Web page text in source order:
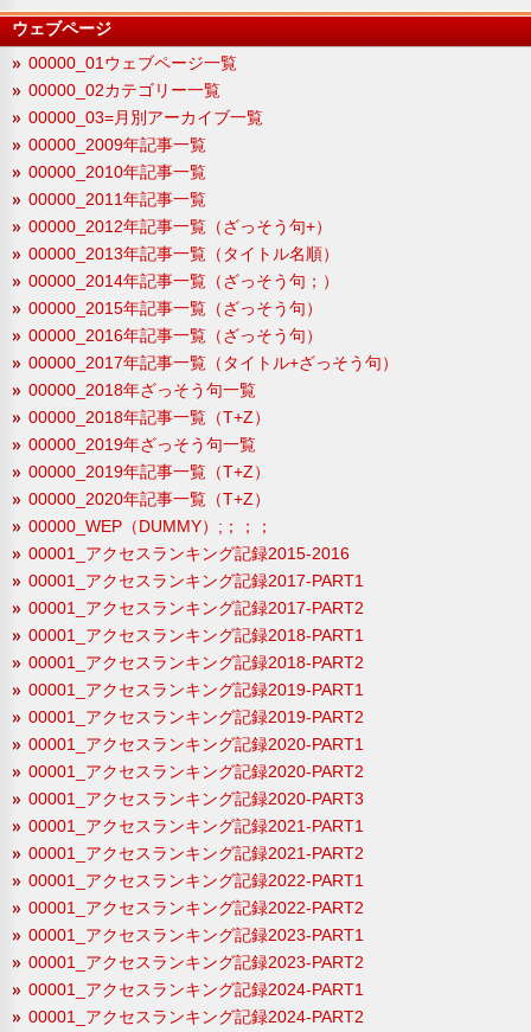
ウェブページ
00000_01ウェブページ一覧
00000_02カテゴリー一覧
00000_03=月別アーカイブ一覧
00000_2009年記事一覧
00000_2010年記事一覧
00000_2011年記事一覧
00000_2012年記事一覧（ざっそう句+）
00000_2013年記事一覧（タイトル名順）
00000_2014年記事一覧（ざっそう句；）
00000_2015年記事一覧（ざっそう句）
00000_2016年記事一覧（ざっそう句）
00000_2017年記事一覧（タイトル+ざっそう句）
00000_2018年ざっそう句一覧
00000_2018年記事一覧（T+Z）
00000_2019年ざっそう句一覧
00000_2019年記事一覧（T+Z）
00000_2020年記事一覧（T+Z）
00000_WEP（DUMMY）;；；；
00001_アクセスランキング記録2015-2016
00001_アクセスランキング記録2017-PART1
00001_アクセスランキング記録2017-PART2
00001_アクセスランキング記録2018-PART1
00001_アクセスランキング記録2018-PART2
00001_アクセスランキング記録2019-PART1
00001_アクセスランキング記録2019-PART2
00001_アクセスランキング記録2020-PART1
00001_アクセスランキング記録2020-PART2
00001_アクセスランキング記録2020-PART3
00001_アクセスランキング記録2021-PART1
00001_アクセスランキング記録2021-PART2
00001_アクセスランキング記録2022-PART1
00001_アクセスランキング記録2022-PART2
00001_アクセスランキング記録2023-PART1
00001_アクセスランキング記録2023-PART2
00001_アクセスランキング記録2024-PART1
00001_アクセスランキング記録2024-PART2